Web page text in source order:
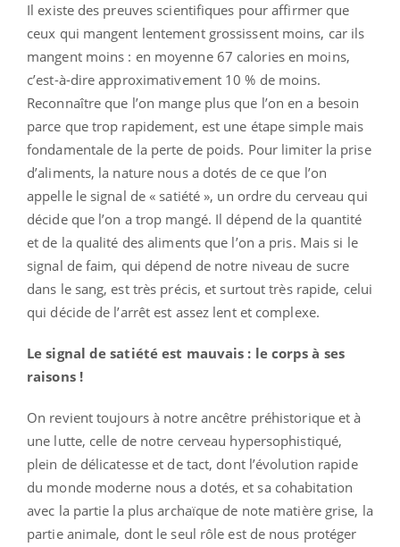
Il existe des preuves scientifiques pour affirmer que
ceux qui mangent lentement grossissent moins, car ils
mangent moins : en moyenne 67 calories en moins,
c’est-à-dire approximativement 10 % de moins.
Reconnaître que l’on mange plus que l’on en a besoin
parce que trop rapidement, est une étape simple mais
fondamentale de la perte de poids. Pour limiter la prise
d’aliments, la nature nous a dotés de ce que l’on
appelle le signal de « satiété », un ordre du cerveau qui
décide que l’on a trop mangé. Il dépend de la quantité
et de la qualité des aliments que l’on a pris. Mais si le
signal de faim, qui dépend de notre niveau de sucre
dans le sang, est très précis, et surtout très rapide, celui
qui décide de l’arrêt est assez lent et complexe.
Le signal de satiété est mauvais : le corps à ses
raisons !
On revient toujours à notre ancêtre préhistorique et à
une lutte, celle de notre cerveau hypersophistiqué,
plein de délicatesse et de tact, dont l’évolution rapide
du monde moderne nous a dotés, et sa cohabitation
avec la partie la plus archaïque de note matière grise, la
partie animale, dont le seul rôle est de nous protéger